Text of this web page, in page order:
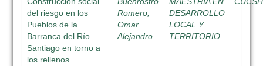
del riesgo en los
Pueblos de la
Barranca del Río
Santiago en torno a
los rellenos
Romero,
Omar
Alejandro
DESARROLLO
LOCAL Y
TERRITORIO